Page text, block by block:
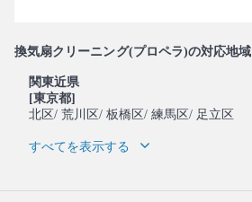
換気扇クリーニング(プロペラ)の対応地域
関東近県
[東京都]
北区/ 荒川区/ 板橋区/ 練馬区/ 足立区
すべてを表示する